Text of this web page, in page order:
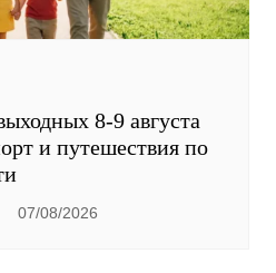
8-9 августа
и путешествия по
07/08/2026